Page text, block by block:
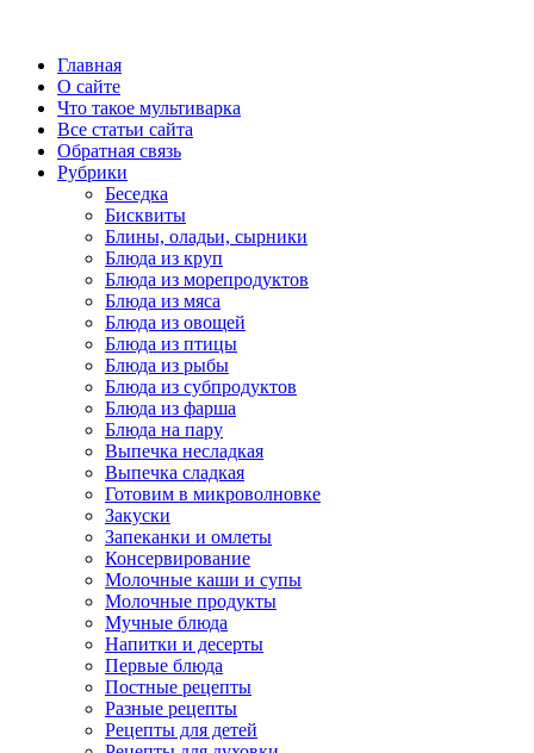
Главная
О сайте
Что такое мультиварка
Все статьи сайта
Обратная связь
Рубрики
Беседка
Бисквиты
Блины, оладьи, сырники
Блюда из круп
Блюда из морепродуктов
Блюда из мяса
Блюда из овощей
Блюда из птицы
Блюда из рыбы
Блюда из субпродуктов
Блюда из фарша
Блюда на пару
Выпечка несладкая
Выпечка сладкая
Готовим в микроволновке
Закуски
Запеканки и омлеты
Консервирование
Молочные каши и супы
Молочные продукты
Мучные блюда
Напитки и десерты
Первые блюда
Постные рецепты
Разные рецепты
Рецепты для детей